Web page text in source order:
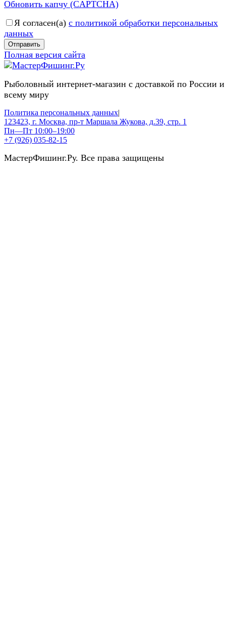
Обновить капчу (CAPTCHA)
Я согласен(a) с политикой обработки персональных
данных
Отправить
Полная версия сайта
Рыболовный интернет-магазин с доставкой по России и
всему миру
Политика персональных данных|
123423, г. Москва, пр-т Маршала Жукова, д.39, стр. 1
Пн—Пт 10:00–19:00
+7 (926) 035-82-15
МастерФишинг.Ру. Все права защищены